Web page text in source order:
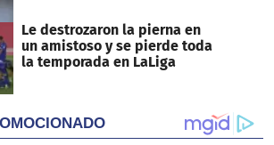
Le destrozaron la pierna en
un amistoso y se pierde toda
la temporada en LaLiga